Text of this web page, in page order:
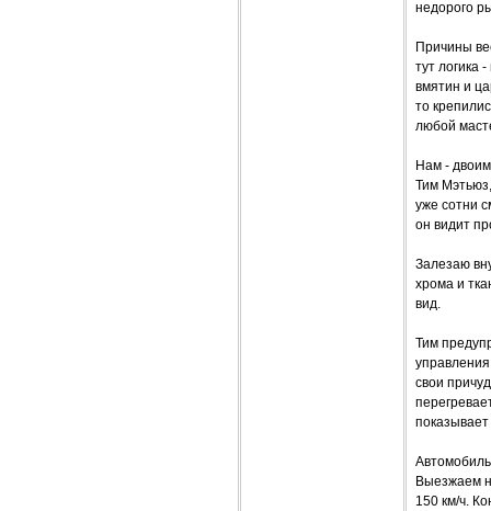
недорого
Причины
тут логика
вмятин и
то
любой
Нам - двоим
Тим
уже сотни
он видит
Залезаю
хрома и
вид.
Тим
свои
Выезжаем
150 км/ч.